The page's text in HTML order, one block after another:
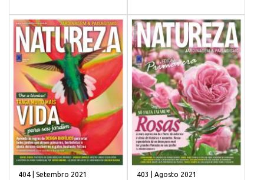
404 | Setembro 2021 403 | Agosto 2021